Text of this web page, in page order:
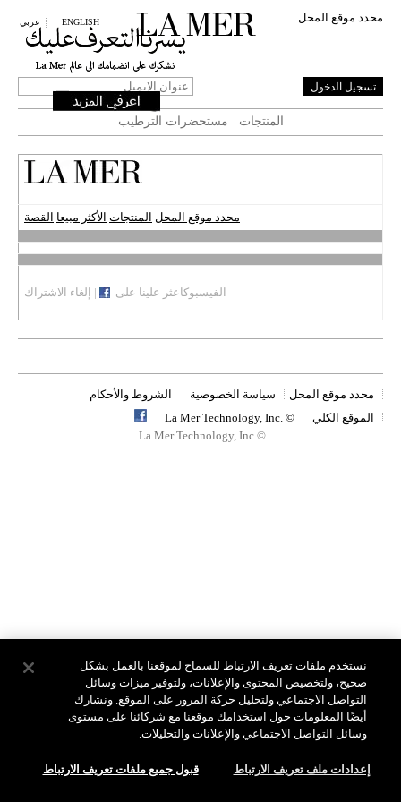
محدد موقع المحل ENGLISH عربي
MENU
مستحضرات الترطيب المنتجات
محدد موقع المحل المنتجات الأكثر مبيعا القصة
الفيسبوكاعثر علينا على | إلغاء الاشتراك
محدد موقع المحل سياسة الخصوصية
الشروط والأحكام
الموقع الكلي
© .La Mer Technology, Inc
© La Mer Technology, Inc.
نستخدم ملفات تعريف الارتباط للسماح لموقعنا بالعمل بشكل
صحيح، ولتخصيص المحتوى والإعلانات، ولتوفير ميزات وسائل
التواصل الاجتماعي ولتحليل حركة المرور على الموقع. ونشارك
أيضًا المعلومات حول استخدامك موقعنا مع شركائنا على مستوى
وسائل التواصل الاجتماعي والإعلانات والتحليلات.
إعدادات ملف تعريف الارتباط قبول جميع ملفات تعريف الارتباط